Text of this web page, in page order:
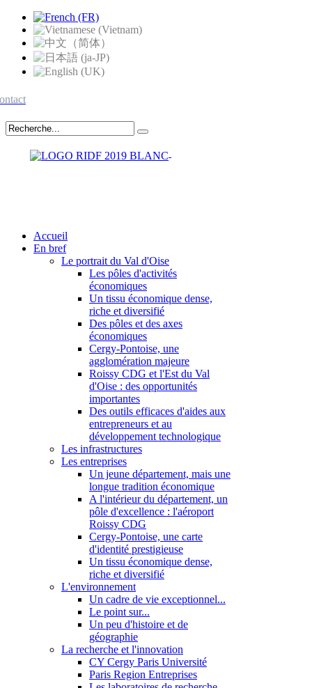
Accueil
En bref
Le portrait du Val d'Oise
Les pôles d'activités
économiques
Un tissu économique dense,
riche et diversifié
Des pôles et des axes
économiques
Cergy-Pontoise, une
agglomération majeure
Roissy CDG et l'Est du Val
d'Oise : des opportunités
importantes
Des outils efficaces d'aides aux
entrepreneurs et au
développement technologique
Les infrastructures
Les entreprises
Un jeune département, mais une
longue tradition économique
A l'intérieur du département, un
pôle d'excellence : l'aéroport
Roissy CDG
Cergy-Pontoise, une carte
d'identité prestigieuse
Un tissu économique dense,
riche et diversifié
L'environnement
Un cadre de vie exceptionnel...
Le point sur...
Un peu d'histoire et de
géographie
La recherche et l'innovation
CY Cergy Paris Université
Paris Region Entreprises